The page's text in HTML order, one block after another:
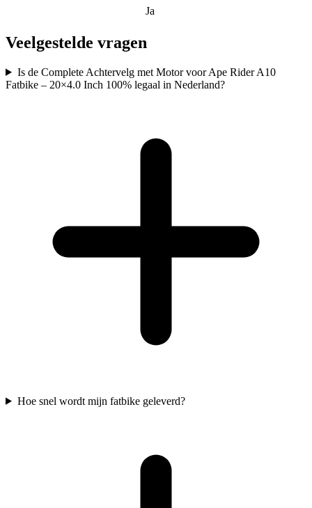
Ja
Veelgestelde vragen
Is de Complete Achtervelg met Motor voor Ape Rider A10
Fatbike – 20×4.0 Inch 100% legaal in Nederland?
Hoe snel wordt mijn fatbike geleverd?